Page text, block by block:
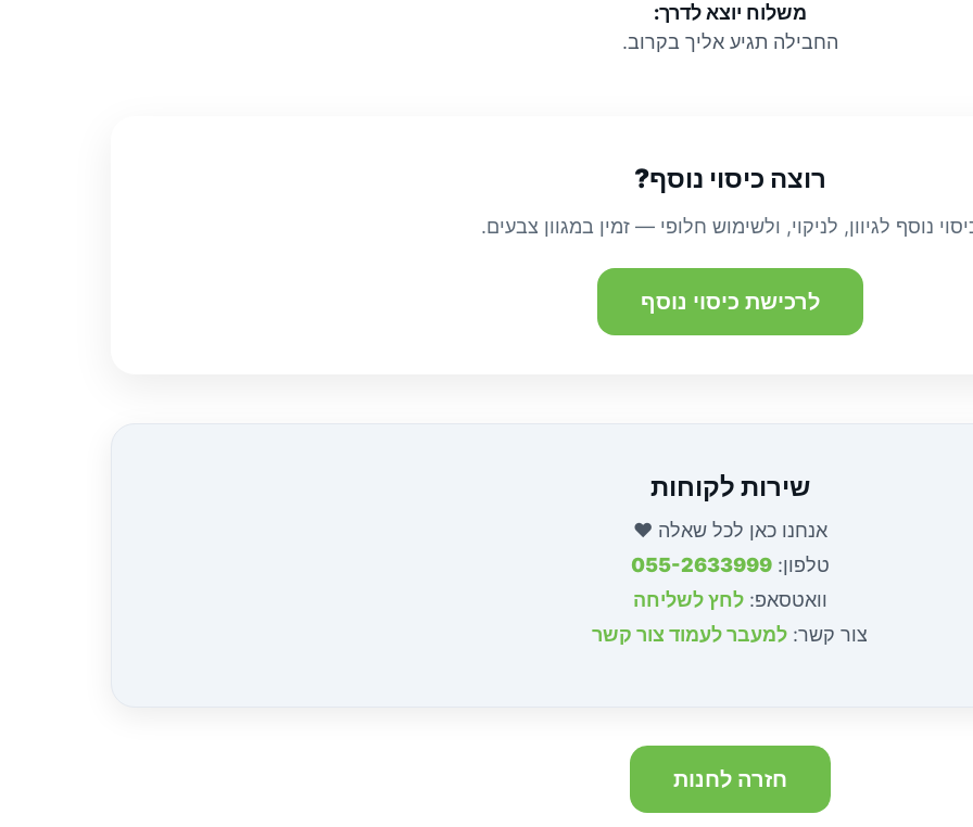
משלוח יוצא לדרך:
החבילה תגיע אליך בקרוב.
רוצה כיסוי נוסף?
נוסף לגיוון, לניקוי, ולשימוש חלופי — זמין במגוון צבעים.
לרכישת כיסוי נוסף
שירות לקוחות
אנחנו כאן לכל שאלה ♥
טלפון:055-2633999
וואטסאפ:לחץ לשליחה
צור קשר: למעבר לעמוד צור קשר
חזרה לחנות